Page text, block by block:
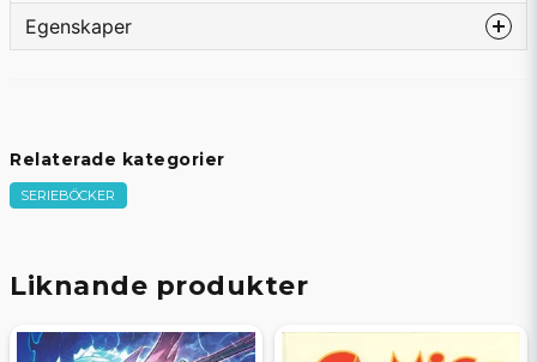
Egenskaper
Författare
Tecknare
Relaterade kategorier
SERIEBÖCKER
Liknande produkter